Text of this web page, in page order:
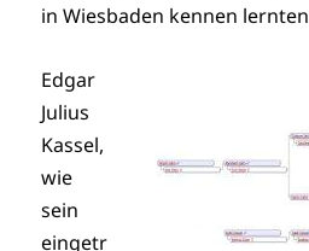
in Wiesbaden kennen
Edgar
Julius
Kassel,
wie
sein
eingetr